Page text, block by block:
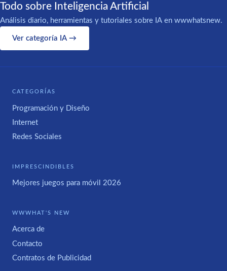
Todo sobre Inteligencia Artificial
Análisis diario, herramientas y tutoriales sobre IA en wwwhatsnew.
Ver categoría IA →
CATEGORÍAS
Programación y Diseño
Internet
Redes Sociales
IMPRESCINDIBLES
Mejores juegos para móvil 2026
WWWHAT'S NEW
Acerca de
Contacto
Contratos de Publicidad